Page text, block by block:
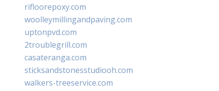
rifloorepoxy.com
woolleymillingandpaving.com
uptonpvd.com
2troublegrill.com
casateranga.com
sticksandstonesstudiooh.com
walkers-treeservice.com